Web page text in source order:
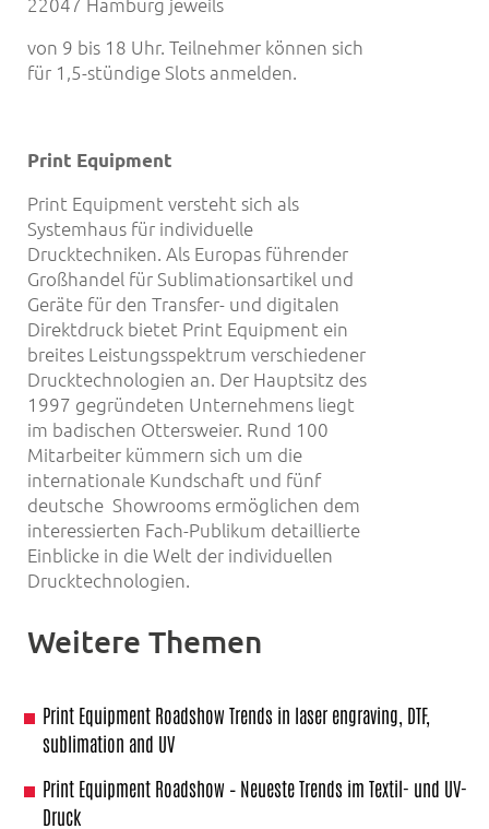
von 9 bis 18 Uhr. Teilnehmer können sich
für 1,5-stündige Slots anmelden.
Print Equipment
Print Equipment versteht sich als
Systemhaus für individuelle
Drucktechniken. Als Europas führender
Großhandel für Sublimationsartikel und
Geräte für den Transfer- und digitalen
Direktdruck bietet Print Equipment ein
breites Leistungsspektrum verschiedener
Drucktechnologien an. Der Hauptsitz des
1997 gegründeten Unternehmens liegt
im badischen Ottersweier. Rund 100
Mitarbeiter kümmern sich um die
internationale Kundschaft und fünf
deutsche Showrooms ermöglichen dem
interessierten Fach-Publikum detaillierte
Einblicke in die Welt der individuellen
Drucktechnologien.
Weitere Themen
Print Equipment Roadshow Trends in laser engraving, DTF,
sublimation and UV
Print Equipment Roadshow – Neueste Trends im Textil- und UV-
Druck